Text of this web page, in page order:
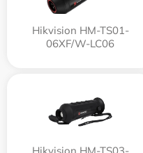
Hikvision HM-TS01-
06XF/W-LC06